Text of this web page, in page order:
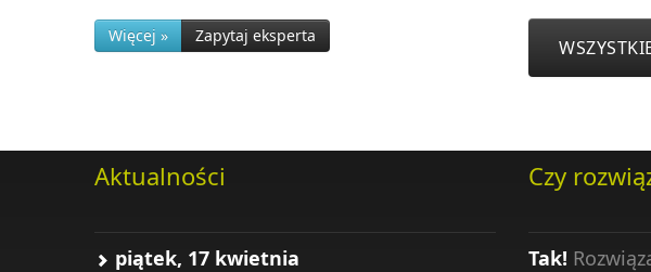
Więcej » Zapytaj eksperta
Aktualności
piątek, 17 kwietnia
Czy
Tak!